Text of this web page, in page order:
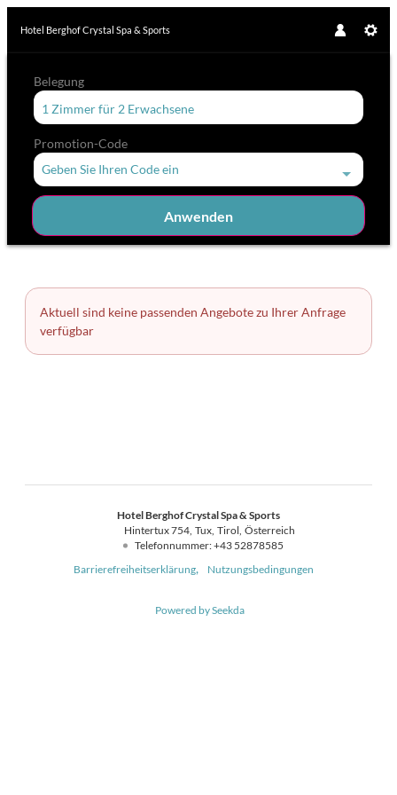
Belegung
1 Zimmerfür 2 Erwachsene
Promotion-Code
Geben Sie Ihren Code ein
Anwenden
Hotel Berghof Crystal Spa & Sports
Zimmerdetails
Aktuell sind keine passenden Angebote zu Ihrer Anfrage
verfügbar
Hotel Berghof Crystal Spa & Sports
Hintertux 754 Tux Tirol Österreich
Telefonnummer:+43 52878585
Barrierefreiheitserklärung
Nutzungsbedingungen
Powered by Seekda